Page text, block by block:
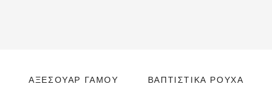
ΑΞΕΣΟΥΆΡ ΓΆΜΟΥ ΒΑΠΤΙΣΤΙΚΆ ΡΟΎΧΑ